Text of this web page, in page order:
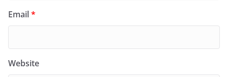
Email*
Website